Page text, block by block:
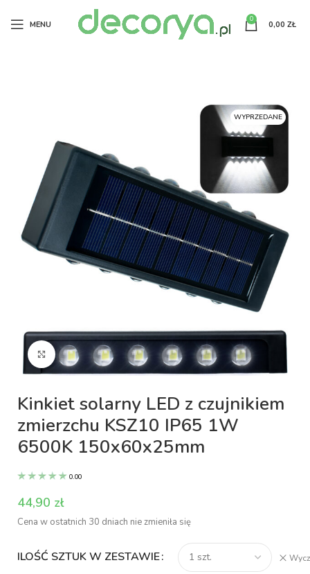
MENU
0
0,00 ZŁ
WYPRZEDANE
Kliknij aby powiększyć
Kinkiet solarny LED z czujnikiem
zmierzchu KSZ10 IP65 1W
6500K 150x60x25mm
0.00
zł
Cena w ostatnich 30 dniach nie zmieniła się
ILOŚĆ SZTUK W ZESTAWIE